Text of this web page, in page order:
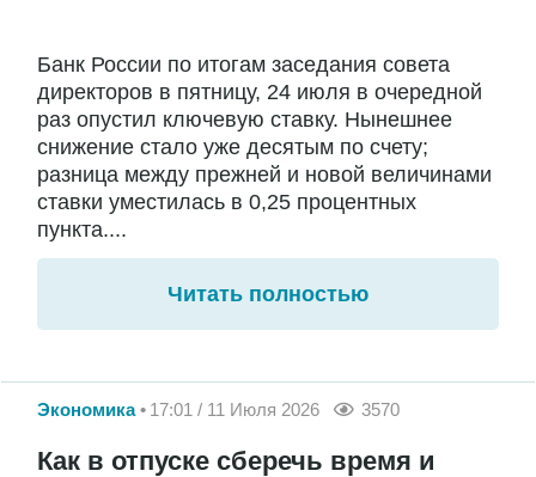
Банк России по итогам заседания совета
директоров в пятницу, 24 июля в очередной
раз опустил ключевую ставку. Нынешнее
снижение стало уже десятым по счету;
разница между прежней и новой величинами
ставки уместилась в 0,25 процентных
пункта....
Читать полностью
Экономика 17:01 / 11 Июля 2026 3570
Как в отпуске сберечь время и